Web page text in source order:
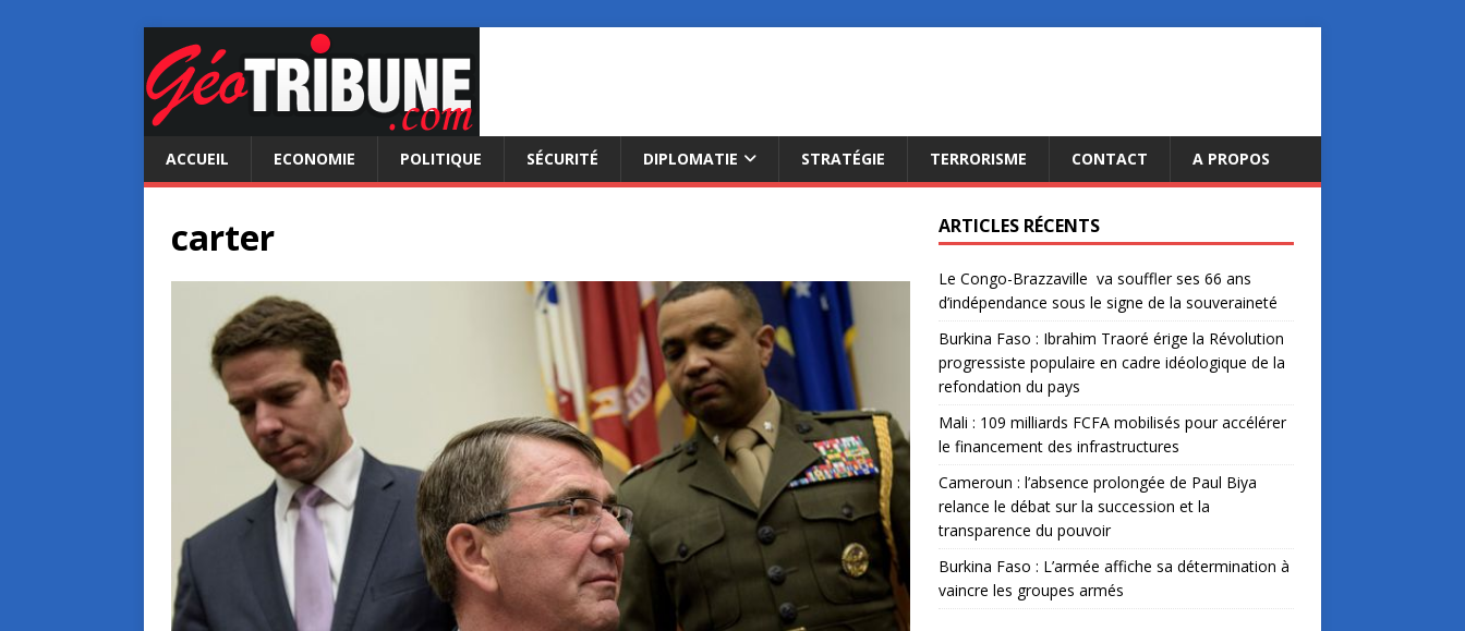
ACCUEIL ECONOMIE POLITIQUE SÉCURITÉ DIPLOMATIE STRATÉGIE TERRORISME CONTACT A PROPOS
carter ARTICLES RÉCENTS
Le Congo-Brazzaville va souffler ses 66 ans
d’indépendance sous le signe de la souveraineté
Burkina Faso : Ibrahim Traoré érige la Révolution
progressiste populaire en cadre idéologique de la
refondation du pays
Mali : 109 milliards FCFA mobilisés pour accélérer
le financement des infrastructures
Cameroun : l’absence prolongée de Paul Biya
relance le débat sur la succession et la
transparence du pouvoir
Burkina Faso : L’armée affiche sa détermination à
vaincre les groupes armés